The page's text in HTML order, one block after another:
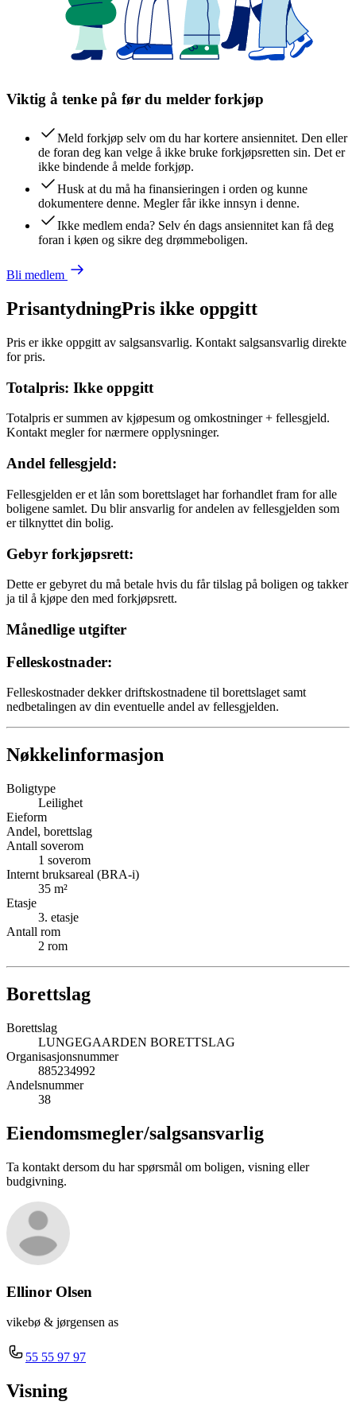
Viktig å tenke på før du melder forkjøp
Meld forkjøp selv om du har kortere ansiennitet. Den eller
de foran deg kan velge å ikke bruke forkjøpsretten sin. Det er
ikke bindende å melde forkjøp.
Husk at du må ha finansieringen i orden og kunne
dokumentere denne. Megler får ikke innsyn i denne.
Ikke medlem enda? Selv én dags ansiennitet kan få deg
foran i køen og sikre deg drømmeboligen.
Bli medlem
PrisantydningPris ikke oppgitt
Pris er ikke oppgitt av salgsansvarlig. Kontakt salgsansvarlig direkte
for pris.
Totalpris: Ikke oppgitt
Totalpris er summen av kjøpesum og omkostninger + fellesgjeld.
Kontakt megler for nærmere opplysninger.
Andel fellesgjeld:
Fellesgjelden er et lån som borettslaget har forhandlet fram for alle
boligene samlet. Du blir ansvarlig for andelen av fellesgjelden som
er tilknyttet din bolig.
Gebyr forkjøpsrett:
Dette er gebyret du må betale hvis du får tilslag på boligen og takker
ja til å kjøpe den med forkjøpsrett.
Månedlige utgifter
Felleskostnader:
Felleskostnader dekker driftskostnadene til borettslaget samt
nedbetalingen av din eventuelle andel av fellesgjelden.
Nøkkelinformasjon
Boligtype
Leilighet
Eieform
Andel, borettslag
Antall soverom
1 soverom
Internt bruksareal (BRA-i)
35 m²
Etasje
3. etasje
Antall rom
2 rom
Borettslag
Borettslag
LUNGEGAARDEN BORETTSLAG
Organisasjonsnummer
885234992
Andelsnummer
38
Eiendomsmegler/salgsansvarlig
Ta kontakt dersom du har spørsmål om boligen, visning eller
budgivning.
Ellinor Olsen
vikebø & jørgensen as
55 55 97 97
Visning